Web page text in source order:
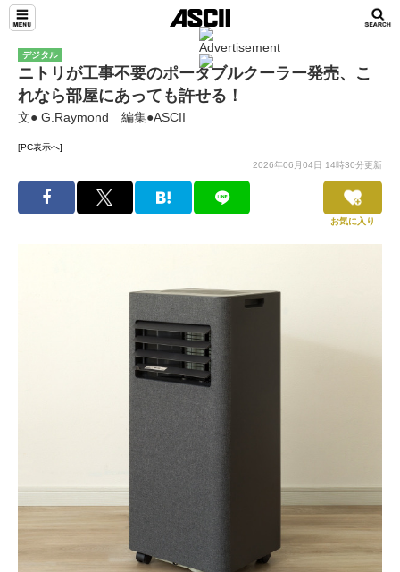
デジタル
ニトリが工事不要のポータブルクーラー発売、こ
れなら部屋にあっても許せる！
文● G.Raymond 編集●ASCII
[PC表示へ]
2026年06月04日 14時30分更新
お気に入り